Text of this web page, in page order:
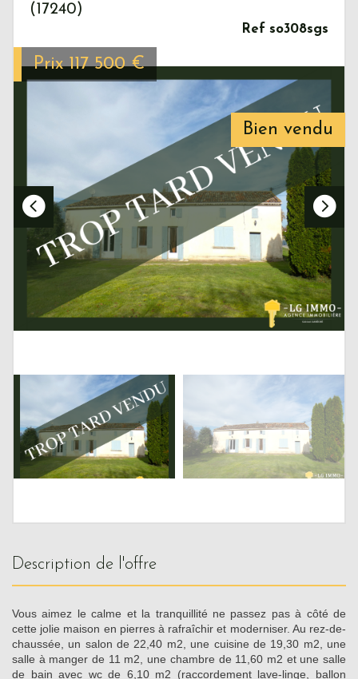
Bien vendu
(17240)
Ref so308sgs
Prix 117 500 €
description de l'offre
Vous aimez le calme et la tranquillité ne passez pas à côté de
cette jolie maison en pierres à rafraîchir et moderniser. Au rez-de-
chaussée, un salon de 22,40 m2, une cuisine de 19,30 m2, une
salle à manger de 11 m2, une chambre de 11,60 m2 et une salle
de bain avec wc de 6,10 m2 (raccordement lave-linge, ballon